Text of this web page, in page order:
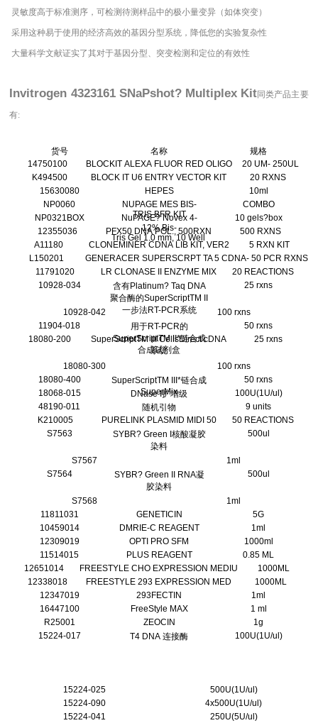
灵敏度高于标准测序，可检测待测样品中的极小量变异（如体突变）
采用这种易于使用的经济高效的基因分型系统，降低您的实验复杂性
大量科学文献证实了其对于基因分型、突变检测和定位的有效性
Invitrogen 4323161 SNaPshot? Multiplex Kit同类产品主要
有:
货号 名称
规格
14750100
BLOCKIT ALEXA FLUOR RED OLIGO
20 UM- 250UL
K494500
BLOCK IT U6 ENTRY VECTOR KIT
20 RXNS
15630080
HEPES
10ml
NP0060
NUPAGE MES BIS-
TRIS BFR KIT
COMBO
NP0321BOX
NuPAGE? Novex 4-
12% Bis-
Tris Gel 1.0 mm, 10 Well
10 gels?box
12355036
PFX50 DNA POL., 500RXN
500 RXNS
A11180
CLONEMINER CDNA LIB KIT, VER2
5 RXN KIT
L150201
GENERACER SUPERSCRPT TA5 CDNA- 50 PCR RXNS
11791020
LR CLONASE II ENZYME MIX
20 REACTIONS
10928-034
含有Platinum? Taq DNA
聚合酶的SuperScriptTM II
一步法RT-PCR系统
25 rxns
10928-042
100 rxns
11904-018
用于RT-PCR的
SuperScriptTM II*链合成
系统
50 rxns
18080-200
SuperScriptTM III CellsDirect cDNA
合成试剂盒
25 rxns
18080-300
100 rxns
18080-400
SuperScriptTM III*链合成
SuperMix
50 rxns
18068-015
DNase I扩增级
100U(1U/ul)
48190-011
随机引物
9 units
K210005
PURELINK PLASMID MIDI 50
50 REACTIONS
S7563
SYBR? Green I核酸凝胶
染料
500ul
S7567
1ml
S7564
SYBR? Green II RNA凝
胶染料
500ul
S7568
1ml
11811031
GENETICIN
5G
10459014
DMRIE-C REAGENT
1ml
12309019
OPTI PRO SFM
1000ml
11514015
PLUS REAGENT
0.85 ML
12651014
FREESTYLE CHO EXPRESSION MEDIU
1000ML
12338018
FREESTYLE 293 EXPRESSION MED
1000ML
12347019
293FECTIN
1ml
16447100
FreeStyle MAX
1 ml
R25001
ZEOCIN
1g
15224-017
T4 DNA 连接酶 100U(1U/ul)
15224-025
500U(1U/ul)
15224-090
4x500U(1U/ul)
15224-041
250U(5U/ul)